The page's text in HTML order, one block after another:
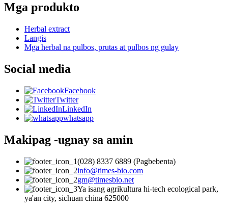
Mga produkto
Herbal extract
Langis
Mga herbal na pulbos, prutas at pulbos ng gulay
Social media
Facebook
Twitter
LinkedIn
whatsapp
Makipag -ugnay sa amin
(028) 8337 6889 (Pagbebenta)
info@times-bio.com
gm@timesbio.net
Ya isang agrikultura hi-tech ecological park,
ya'an city, sichuan china 625000